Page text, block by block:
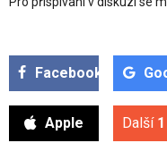
Facebook
Apple Další 1